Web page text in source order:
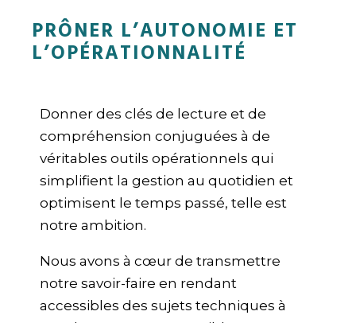
PRÔNER L’AUTONOMIE ET
L’OPÉRATIONNALITÉ
Donner des clés de lecture et de
compréhension conjuguées à de
véritables outils opérationnels qui
simplifient la gestion au quotidien et
optimisent le temps passé, telle est
notre ambition.
Nous avons à cœur de transmettre
notre savoir-faire en rendant
accessibles des sujets techniques à